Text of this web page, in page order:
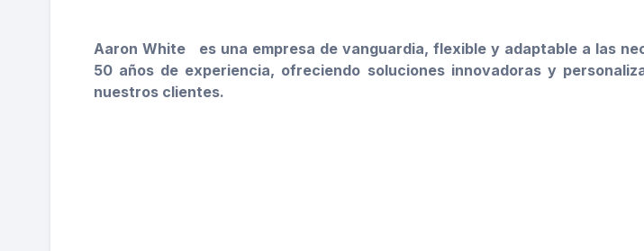
Aaron White
es una empresa de vanguardia, flexible y adaptable a las
50 años de experiencia, ofreciendo soluciones innovadoras y
nuestros clientes.